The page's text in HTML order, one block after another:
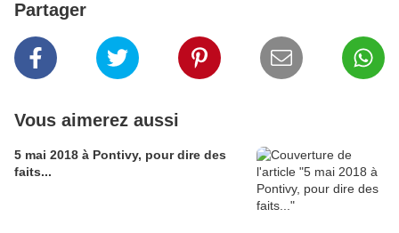
Partager
Vous aimerez aussi
5 mai 2018 à Pontivy, pour dire des
faits...